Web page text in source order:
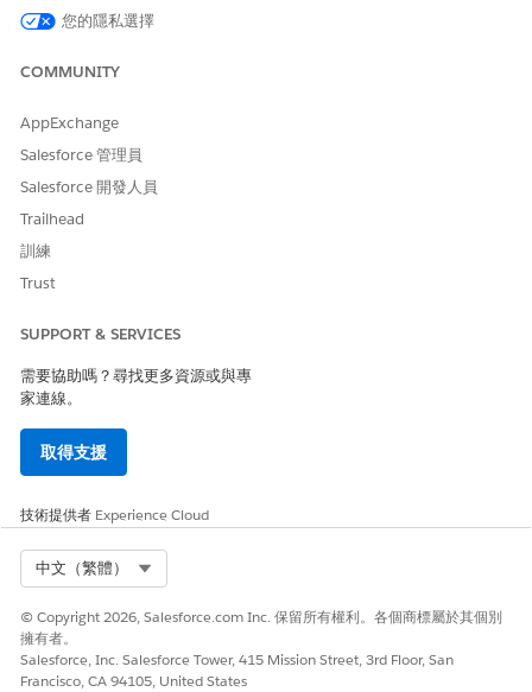
另請參照：
記錄累計的累計定義
請讓我們知道，以便我們改進！
您的隱私選擇
COMMUNITY
AppExchange
Salesforce 管理員
Salesforce 開發人員
Trailhead
訓練
Trust
SUPPORT & SERVICES
需要協助嗎？尋找更多資源或與專
家連線。
取得支援
技術提供者 Experience Cloud
中文（繁體）
© Copyright 2026, Salesforce.com Inc. 保留所有權利。各個商標屬於其個別
擁有者。
Salesforce, Inc. Salesforce Tower, 415 Mission Street, 3rd Floor, San
Francisco, CA 94105, United States